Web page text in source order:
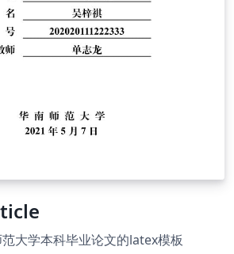
大学本科毕业论文的latex模板